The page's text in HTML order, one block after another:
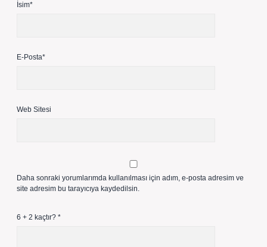
İsim*
E-Posta*
Web Sitesi
Daha sonraki yorumlarımda kullanılması için adım, e-posta adresim ve
site adresim bu tarayıcıya kaydedilsin.
6 + 2 kaçtır? *